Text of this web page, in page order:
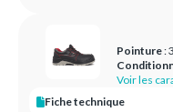
Pointure:
Voir les
Fiche technique